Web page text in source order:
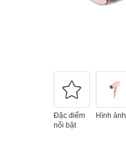
Đặc điểm
nổi bật
Hình ảnh